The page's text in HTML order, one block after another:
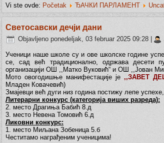
Vi ste ovde: Početak ЂАЧКИ ПАРЛАМЕНТ
Светосавски дечји дани
Objavljeno ponedeljak, 03 februar 2025 09:28
Ученици наше школе су и ове школске године
се, сад већ традиционално, одржава десети
организацији ОШ ,,Матко Вуковић“ и ОШ ,,Јован
Мото овогодишње манифестације је ,,ЗАВЕТ
Младен Ковачевић)
Змајевци већ дуги низ година постижу лепе
Литерарни конкурс (категорија виших разреда):
2. место Драгиња Бабић 8.д
3. место Невена Томовић 6.д
Ликовни конкурс:
1. место Миљана Зобеница 5.б
Честитамо награђеним ученицима!